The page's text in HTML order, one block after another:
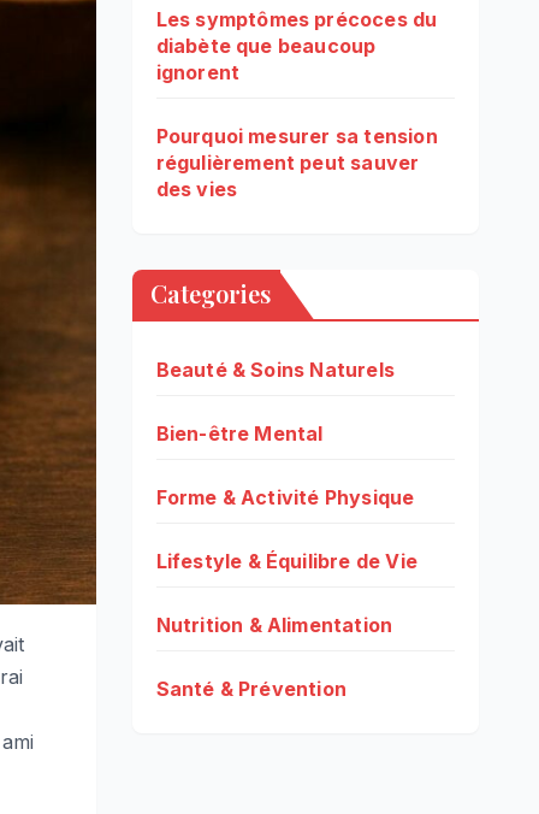
Les symptômes précoces du
diabète que beaucoup
ignorent
Pourquoi mesurer sa tension
régulièrement peut sauver
des vies
Categories
Beauté & Soins Naturels
Bien-être Mental
Forme & Activité Physique
Lifestyle & Équilibre de Vie
Nutrition & Alimentation
Santé & Prévention